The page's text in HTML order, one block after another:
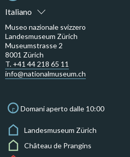
Italiano
Museo nazionale svizzero
Landesmuseum Zürich
Museumstrasse 2
8001 Zürich
T. +41 44 218 65 11
info@nationalmuseum.ch
Domani aperto dalle 10:00
Landesmuseum Zürich
Château de Prangins